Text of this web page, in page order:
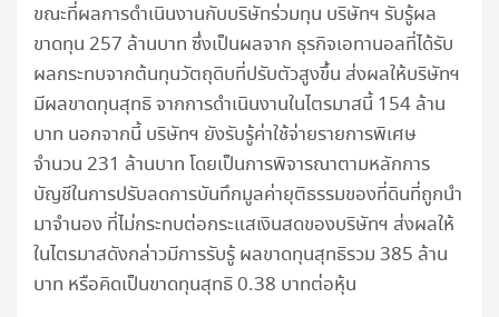
ขณะที่ผลการดำเนินงานกับบริษัทร่วมทุน บริษัทฯ รับรู้ผล
ขาดทุน 257 ล้านบาท ซึ่งเป็นผลจาก ธุรกิจเอทานอลที่ได้รับ
ผลกระทบจากต้นทุนวัตถุดิบที่ปรับตัวสูงขึ้น ส่งผลให้บริษัทฯ
มีผลขาดทุนสุทธิ จากการดำเนินงานในไตรมาสนี้ 154 ล้าน
บาท นอกจากนี้ บริษัทฯ ยังรับรู้ค่าใช้จ่ายรายการพิเศษ
จำนวน 231 ล้านบาท โดยเป็นการพิจารณาตามหลักการ
บัญชีในการปรับลดการบันทึกมูลค่ายุติธรรมของที่ดินที่ถูกนำ
มาจำนอง ที่ไม่กระทบต่อกระแสเงินสดของบริษัทฯ ส่งผลให้
ในไตรมาสดังกล่าวมีการรับรู้ ผลขาดทุนสุทธิรวม 385 ล้าน
บาท หรือคิดเป็นขาดทุนสุทธิ 0.38 บาทต่อหุ้น